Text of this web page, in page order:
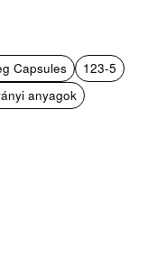
Capsules
123-5
anyagok